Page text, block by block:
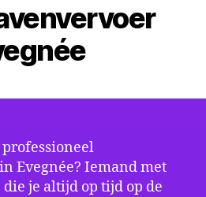
professioneel
Evegnée? Iemand met
je altijd op tijd op de